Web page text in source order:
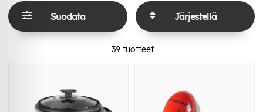
Suodata Järjestellä
39 tuotteet